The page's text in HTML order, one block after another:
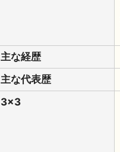
主な経歴
主な代表歴
3x3